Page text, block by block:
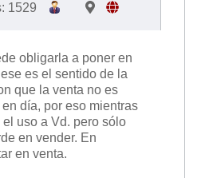
1529
obligarla a poner en
es el sentido de la
que la venta no es
día, por eso mientras
uso a Vd. pero sólo
en vender. En
en venta.